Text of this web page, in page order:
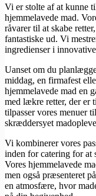
Vi er stolte af at kunne
hjemmelavede mad.
råvarer til at skabe
fantastiske ud. Vi
ingredienser i
Uanset om du
middag, en firmafest
hjemmelavede mad en
med lækre retter, der er
tilpasser vores menuer
skræddersyet
Vi kombinerer vores
inden for catering for at
Vores hjemmelavede
men også præsenteret
en atmosfære, hvor